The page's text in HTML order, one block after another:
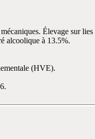
Élevage sur lies
alcoolique à 13.5%.
(HVE).